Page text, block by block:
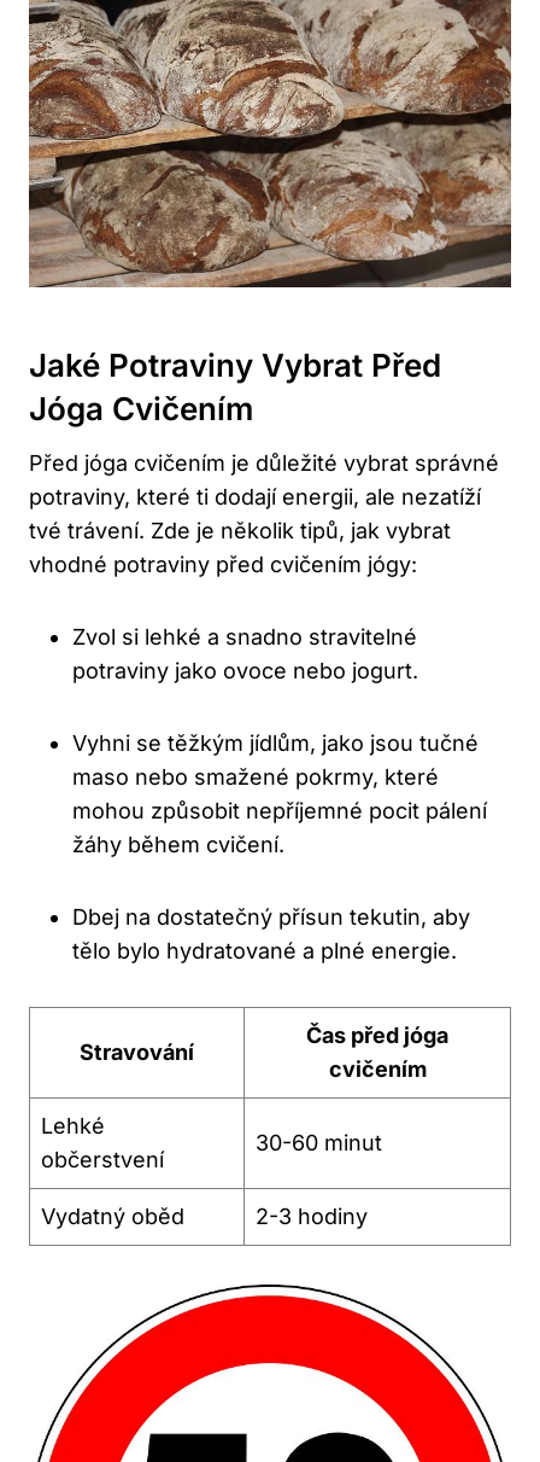
Jaké Potraviny ‍vybrat‌ Před
‌jóga Cvičením
Před⁤ jóga cvičením je důležité vybrat správné
potraviny, které ti dodají energii, ale⁢ nezatíží
tvé ⁢trávení. Zde je několik ⁢tipů, jak vybrat‍
vhodné potraviny před cvičením jógy:
Zvol si lehké a snadno stravitelné
potraviny jako ovoce ​nebo jogurt.
Vyhni‌ se těžkým jídlům,⁣ jako jsou tučné
maso nebo smažené pokrmy, ‍které
mohou způsobit‌ nepříjemné pocit pálení
⁣žáhy během cvičení.
Dbej na dostatečný přísun tekutin, ⁢aby
tělo bylo hydratované‌ a ‍plné energie.
Stravování
Čas před jóga
cvičením
Lehké
občerstvení
30-60 minut
Vydatný oběd 2-3 ⁣hodiny